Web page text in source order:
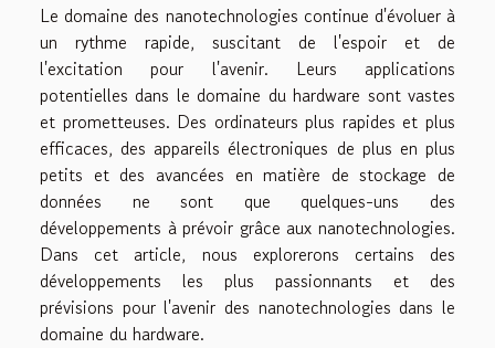
Le domaine des nanotechnologies continue d'évoluer à
un rythme rapide, suscitant de l'espoir et de
l'excitation pour l'avenir. Leurs applications
potentielles dans le domaine du hardware sont vastes
et prometteuses. Des ordinateurs plus rapides et plus
efficaces, des appareils électroniques de plus en plus
petits et des avancées en matière de stockage de
données ne sont que quelques-uns des
développements à prévoir grâce aux nanotechnologies.
Dans cet article, nous explorerons certains des
développements les plus passionnants et des
prévisions pour l'avenir des nanotechnologies dans le
domaine du hardware.